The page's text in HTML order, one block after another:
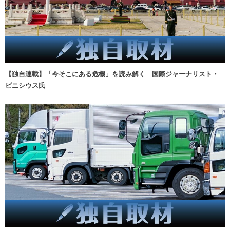
【独自連載】「今そこにある危機」を読み解く 国際ジャーナリスト・
ビニシウス氏